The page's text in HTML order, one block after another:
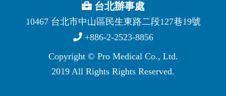
台北辦事處
10467 台北市中山區民生東路二段127巷19號
+886-2-2523-8856
Copyright © Pro Medical Co., Ltd.
2019 All Rights Rights Reserved.